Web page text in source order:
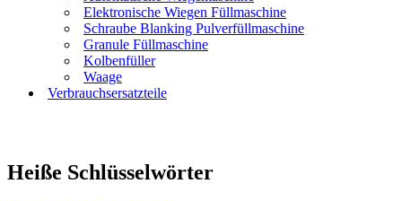
Elektronische Wiegen Füllmaschine
Schraube Blanking Pulverfüllmaschine
Granule Füllmaschine
Kolbenfüller
Waage
Verbrauchsersatzteile
Heiße Schlüsselwörter